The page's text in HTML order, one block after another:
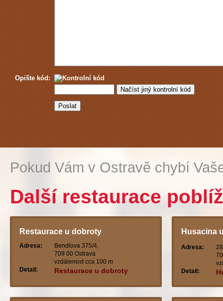
Opište kód:
Pokud Vám v Ostravě chybí
Další restaurace
Restaurace u dobroty
Adresa:
Bendlova 375/4,
709 00 Ostrava
vzdálenost cca 100 m
Detail:
Restaurace u dobroty
Husacina
Adresa:
Detail: